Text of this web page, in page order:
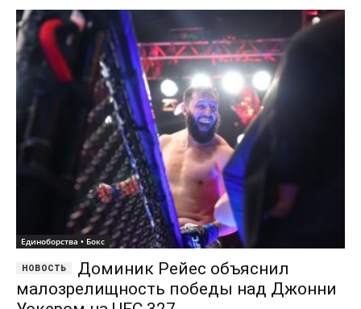
Единоборства • Бокс
Доминик Рейес объяснил
малозрелищность победы над Джонни